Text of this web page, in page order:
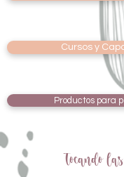
Cursos y
Productos para
Tocando